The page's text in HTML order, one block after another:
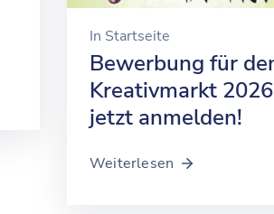
In Startseite
Bewerbung für
Kreativmarkt
jetzt anmelden!
Weiterlesen